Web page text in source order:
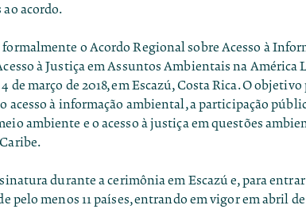
acordo.
formalmente oAcordo Regional sobre Acesso à
à Justiça em Assuntos Ambientais na América
de março de 2018, em Escazú, Costa Rica. O
acesso à informação ambiental, a participação
ambiente e o acesso à justiça em questões
durante a cerimônia em Escazú e, para
pelo menos 11 países, entrando em vigor em abril de